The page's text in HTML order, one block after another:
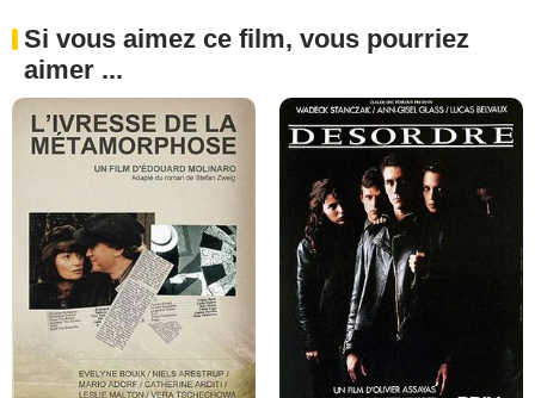
Si vous aimez ce film, vous pourriez
aimer ...